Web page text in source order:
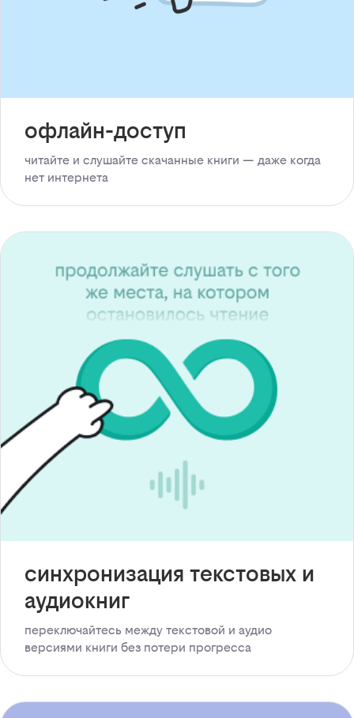
офлайн-доступ
читайте и слушайте скачанные книги — даже когда
нет интернета
синхронизация текстовых и
аудиокниг
переключайтесь между текстовой и аудио
версиями книги без потери прогресса